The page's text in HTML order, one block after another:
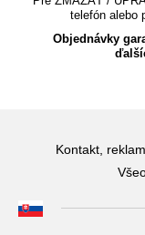
telefón alebo
Objednávky
Kontakt,